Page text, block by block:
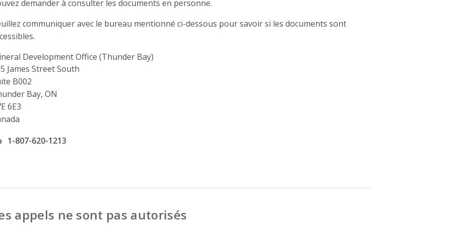
demander à consulter les documents en personne.
communiquer avec le bureau mentionné ci-dessous pour savoir si les documents sont
Development Office (Thunder Bay)
James Street South
B002
Bay, ON
6E3
phone number
1-807-620-1213
appels ne sont pas autorisés